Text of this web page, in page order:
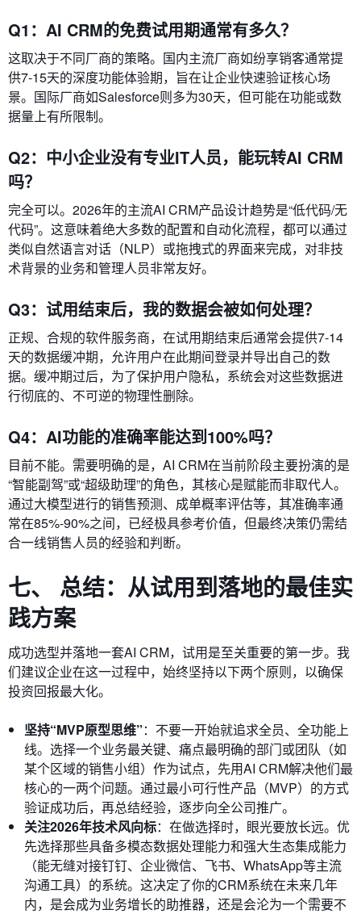
Q1：AI CRM的免费试用期通常有多久？
这取决于不同厂商的策略。国内主流厂商如纷享销客通常提
供7-15天的深度功能体验期，旨在让企业快速验证核心场
景。国际厂商如Salesforce则多为30天，但可能在功能或数
据量上有所限制。
Q2：中小企业没有专业IT人员，能玩转AI CRM
吗？
完全可以。2026年的主流AI CRM产品设计趋势是“低代码/无
代码”。这意味着绝大多数的配置和自动化流程，都可以通过
类似自然语言对话（NLP）或拖拽式的界面来完成，对非技
术背景的业务和管理人员非常友好。
Q3：试用结束后，我的数据会被如何处理？
正规、合规的软件服务商，在试用期结束后通常会提供7-14
天的数据缓冲期，允许用户在此期间登录并导出自己的数
据。缓冲期过后，为了保护用户隐私，系统会对这些数据进
行彻底的、不可逆的物理性删除。
Q4：AI功能的准确率能达到100%吗？
目前不能。需要明确的是，AI CRM在当前阶段主要扮演的是
“智能副驾”或“超级助理”的角色，其核心是赋能而非取代人。
通过大模型进行的销售预测、成单概率评估等，其准确率通
常在85%-90%之间，已经极具参考价值，但最终决策仍需结
合一线销售人员的经验和判断。
七、 总结：从试用到落地的最佳实
践方案
成功选型并落地一套AI CRM，试用是至关重要的第一步。我
们建议企业在这一过程中，始终坚持以下两个原则，以确保
投资回报最大化。
坚持“MVP原型思维”：不要一开始就追求全员、全功能上
线。选择一个业务最关键、痛点最明确的部门或团队（如
某个区域的销售小组）作为试点，先用AI CRM解决他们最
核心的一两个问题。通过最小可行性产品（MVP）的方式
验证成功后，再总结经验，逐步向全公司推广。
关注2026年技术风向标：在做选择时，眼光要放长远。优
先选择那些具备多模态数据处理能力和强大生态集成能力
（能无缝对接钉钉、企业微信、飞书、WhatsApp等主流
沟通工具）的系统。这决定了你的CRM系统在未来几年
内，是会成为业务增长的助推器，还是会沦为一个需要不